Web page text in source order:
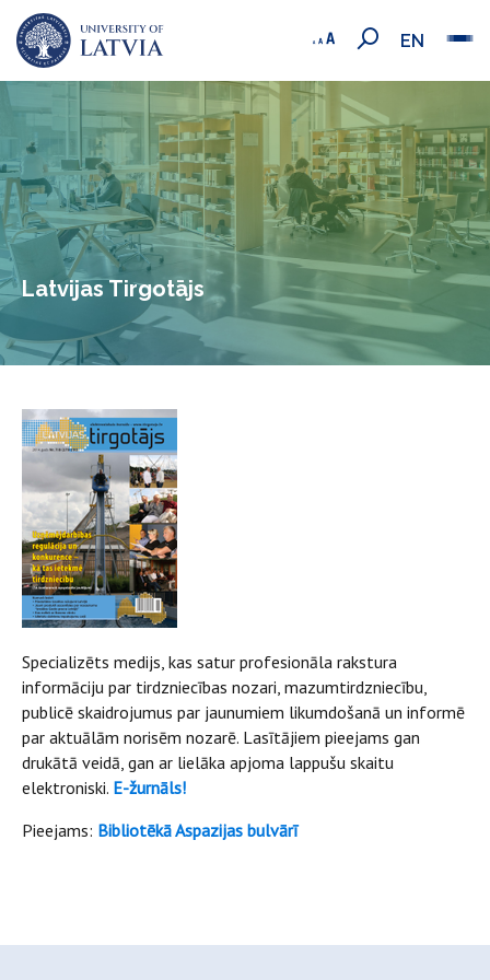
EN
Latvijas Tirgotājs
Specializēts medijs, kas satur profesionāla rakstura
informāciju par tirdzniecības nozari, mazumtirdzniecību,
publicē skaidrojumus par jaunumiem likumdošanā un informē
par aktuālām norisēm nozarē. Lasītājiem pieejams gan
drukātā veidā, gan ar lielāka apjoma lappušu skaitu
elektroniski. E-žurnāls!
Pieejams: Bibliotēkā Aspazijas bulvārī